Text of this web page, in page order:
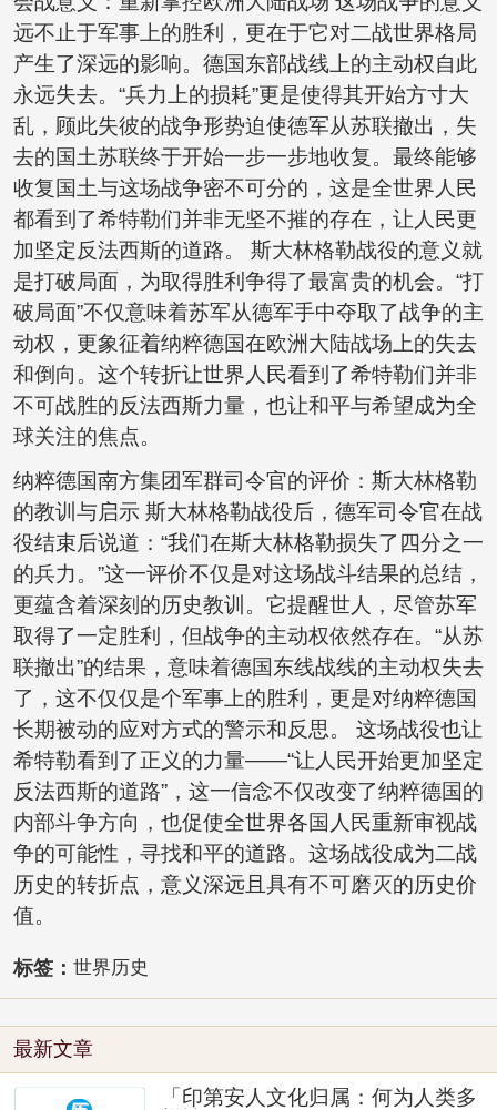
远不止于军事上的胜利，更在于它对二战世界格局
产生了深远的影响。德国东部战线上的主动权自此
永远失去。“兵力上的损耗”更是使得其开始方寸大
乱，顾此失彼的战争形势迫使德军从苏联撤出，失
去的国土苏联终于开始一步一步地收复。最终能够
收复国土与这场战争密不可分的，这是全世界人民
都看到了希特勒们并非无坚不摧的存在，让人民更
加坚定反法西斯的道路。 斯大林格勒战役的意义就
是打破局面，为取得胜利争得了最富贵的机会。“打
破局面”不仅意味着苏军从德军手中夺取了战争的主
动权，更象征着纳粹德国在欧洲大陆战场上的失去
和倒向。这个转折让世界人民看到了希特勒们并非
不可战胜的反法西斯力量，也让和平与希望成为全
球关注的焦点。
纳粹德国南方集团军群司令官的评价：斯大林格勒
的教训与启示 斯大林格勒战役后，德军司令官在战
役结束后说道：“我们在斯大林格勒损失了四分之一
的兵力。”这一评价不仅是对这场战斗结果的总结，
更蕴含着深刻的历史教训。它提醒世人，尽管苏军
取得了一定胜利，但战争的主动权依然存在。“从苏
联撤出”的结果，意味着德国东线战线的主动权失去
了，这不仅仅是个军事上的胜利，更是对纳粹德国
长期被动的应对方式的警示和反思。 这场战役也让
希特勒看到了正义的力量——“让人民开始更加坚定
反法西斯的道路”，这一信念不仅改变了纳粹德国的
内部斗争方向，也促使全世界各国人民重新审视战
争的可能性，寻找和平的道路。这场战役成为二战
历史的转折点，意义深远且具有不可磨灭的历史价
值。
标签： 世界历史
最新文章
「印第安人文化归属：何为人类多